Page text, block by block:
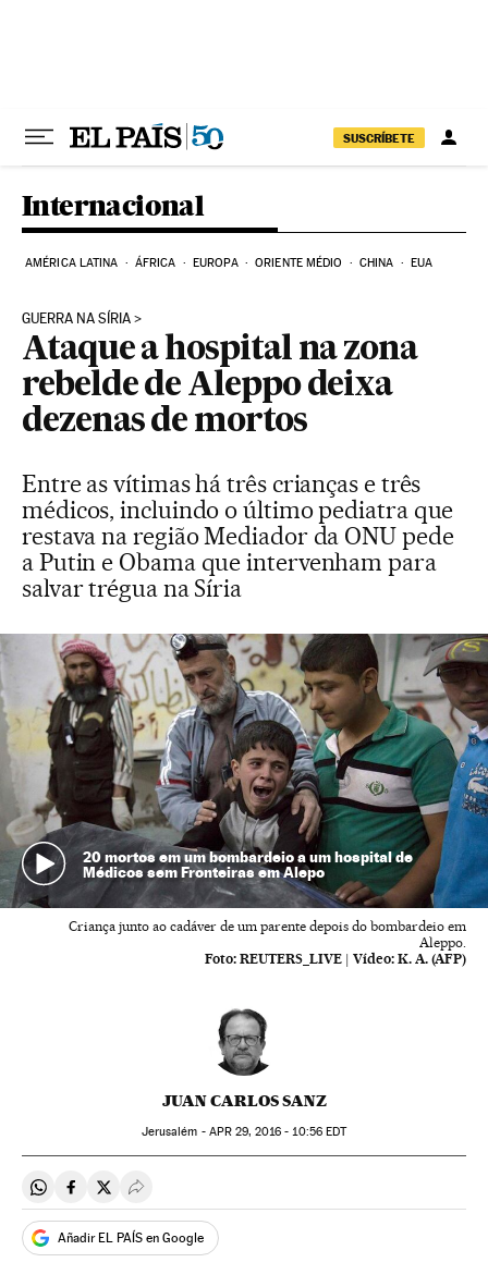
SUSCRÍBETE
Internacional
AMÉRICA LATINA ÁFRICA EUROPA ORIENTE MÉDIO CHINA EUA
GUERRA NA SÍRIA
Ataque a hospital na zona
rebelde de Aleppo deixa
dezenas de mortos
Entre as vítimas há três crianças e três
médicos, incluindo o último pediatra que
restava na região Mediador da ONU pede
a Putin e Obama que intervenham para
salvar trégua na Síria
20 mortos em um bombardeio a um hospital de
Médicos sem Fronteiras em Alepo
Criança junto ao cadáver de um parente depois do bombardeio em
Aleppo.
Foto: REUTERS_LIVE | Vídeo: K. A. (AFP)
JUAN CARLOS SANZ
Jerusalém - APR 29, 2016 - 10:56EDT
Compartir en Whatsapp
Compartir en Facebook
Compartir en Twitter
Desplegar Redes Sociales
Añadir EL PAÍS en Google